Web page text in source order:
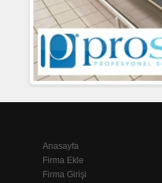
Anasayfa
Firma Ekle
Firma Girişi